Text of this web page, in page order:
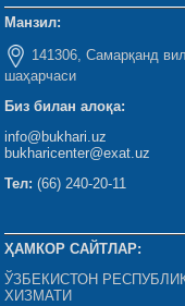
Манзил:
141306, Самарқанд
шаҳарчаси
Биз билан алоқа:
info@bukhari.uz
bukharicenter@exat.uz
Тел: (66) 240-20-11
ҲАМКОР САЙТЛАР:
ЎЗБЕКИСТОН
ХИЗМАТИ